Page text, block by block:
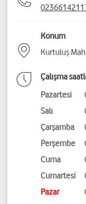
Konum
Kurtuluş
Çalışma
Pazartesi
Salı
Çarşamba
Perşembe
Cuma
Cumartesi
Pazar